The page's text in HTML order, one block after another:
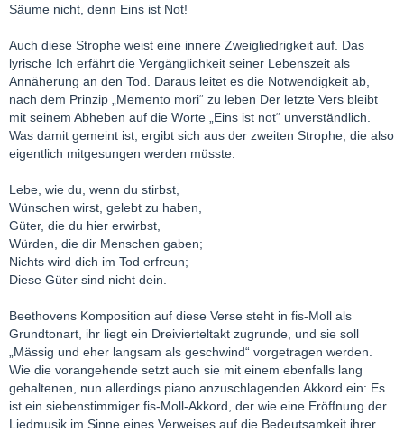
Säume nicht, denn Eins ist Not!
Auch diese Strophe weist eine innere Zweigliedrigkeit auf. Das
lyrische Ich erfährt die Vergänglichkeit seiner Lebenszeit als
Annäherung an den Tod. Daraus leitet es die Notwendigkeit ab,
nach dem Prinzip „Memento mori“ zu leben Der letzte Vers bleibt
mit seinem Abheben auf die Worte „Eins ist not“ unverständlich.
Was damit gemeint ist, ergibt sich aus der zweiten Strophe, die also
eigentlich mitgesungen werden müsste:
Lebe, wie du, wenn du stirbst,
Wünschen wirst, gelebt zu haben,
Güter, die du hier erwirbst,
Würden, die dir Menschen gaben;
Nichts wird dich im Tod erfreun;
Diese Güter sind nicht dein.
Beethovens Komposition auf diese Verse steht in fis-Moll als
Grundtonart, ihr liegt ein Dreivierteltakt zugrunde, und sie soll
„Mässig und eher langsam als geschwind“ vorgetragen werden.
Wie die vorangehende setzt auch sie mit einem ebenfalls lang
gehaltenen, nun allerdings piano anzuschlagenden Akkord ein: Es
ist ein siebenstimmiger fis-Moll-Akkord, der wie eine Eröffnung der
Liedmusik im Sinne eines Verweises auf die Bedeutsamkeit ihrer